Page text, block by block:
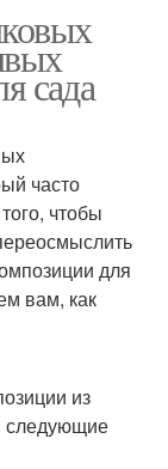
сада
часто
чтобы
для
вам, как
из
следующие